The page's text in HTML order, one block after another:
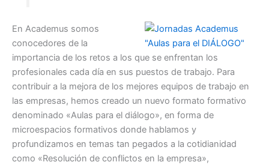
En Academus somos
conocedores de la
importancia de los retos a los que se enfrentan los
profesionales cada día en sus puestos de trabajo. Para
contribuir a la mejora de los mejores equipos de trabajo en
las empresas, hemos creado un nuevo formato formativo
denominado «Aulas para el diálogo», en forma de
microespacios formativos donde hablamos y
profundizamos en temas tan pegados a la cotidianidad
como «Resolución de conflictos en la empresa»,